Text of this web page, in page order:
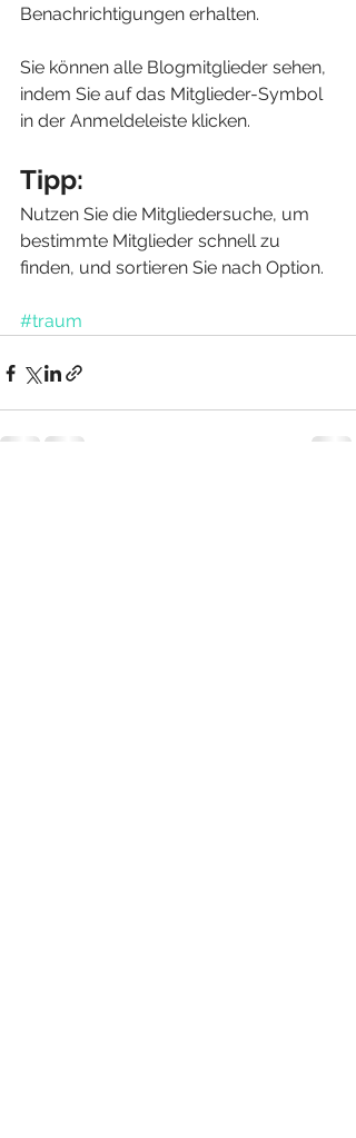
Benachrichtigungen erhalten.
Sie können alle Blogmitglieder sehen,
indem Sie auf das Mitglieder-Symbol
in der Anmeldeleiste klicken.
Tipp:
Nutzen Sie die Mitgliedersuche, um
bestimmte Mitglieder schnell zu
finden, und sortieren Sie nach Option.
#traum